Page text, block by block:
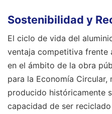
Sostenibilidad y
El ciclo de vida del
ventaja competitiva frente
en el ámbito de la obra
para la Economía Circular,
producido históricamente
capacidad de ser